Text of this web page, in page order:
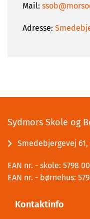
Mail:
Adresse:
Sydmors Skole og
Smedebjergevej 61,
EAN nr. - skole: 5798
EAN nr. - børnehus:
Kontaktinfo